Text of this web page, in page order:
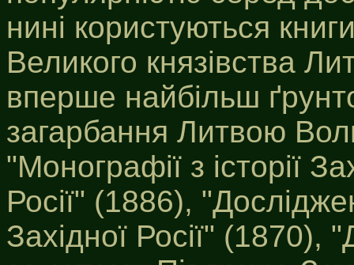
нині користуються
Великого князівства
вперше найбільш
загарбання Литвою
"Монографії з історії
Росії" (1886),
Західної Росії" (1870),